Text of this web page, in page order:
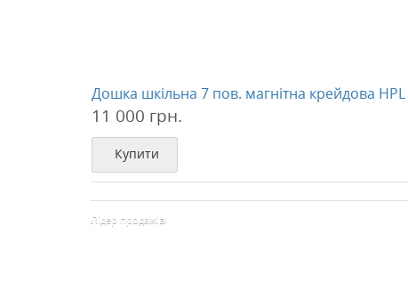
Дошка шкільна 7 пов. магнітна крейдова HPL
11 000 грн.
Купити
Лідер продажів!